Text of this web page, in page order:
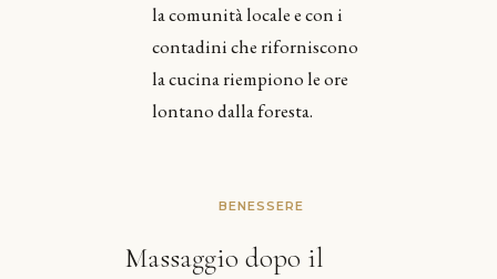
la comunità locale e con i
contadini che riforniscono
la cucina riempiono le ore
lontano dalla foresta.
BENESSERE
Massaggio dopo il